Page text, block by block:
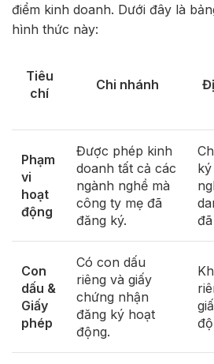
điểm kinh doanh. Dưới đây là
hình thức này:
Tiêu
chí
Chi nhánh
Phạm
vi
hoạt
động
Được phép kinh
doanh tất cả các
ngành nghề mà
công ty mẹ đã
đăng ký.
Con
dấu &
Giấy
phép
Có con dấu
riêng và giấy
chứng nhận
đăng ký hoạt
động.